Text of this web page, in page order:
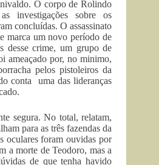
O corpo de Rolindo
investigações sobre os
concluídas. O assassinato
marca um novo período de
desse crime, um grupo de
ameaçado por, no minimo,
pelos pistoleiros da
conta uma das lideranças
segura. No total, relatam,
para as três fazendas da
oculares foram ouvidas por
a morte de Teodoro, mas a
de que tenha havido